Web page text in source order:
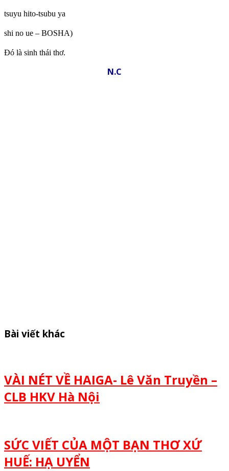
tsuyu hito-tsubu ya
shi no ue – BOSHA)
Đó là sinh thái thơ.
N.C
Bài viết khác
VÀI NÉT VỀ HAIGA- Lê Văn Truyền –
CLB HKV Hà Nội
SỨC VIẾT CỦA MỘT BẠN THƠ XỨ
HUẾ: HẠ UYỂN